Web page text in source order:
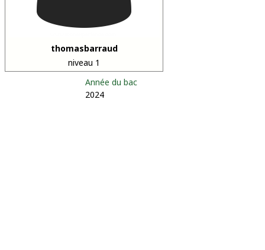
thomasbarraud
niveau 1
Année du bac
2024